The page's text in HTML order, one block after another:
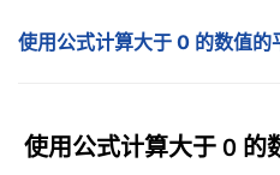
使用公式计算大于 0 的数值的
使用公式计算大于 0 的